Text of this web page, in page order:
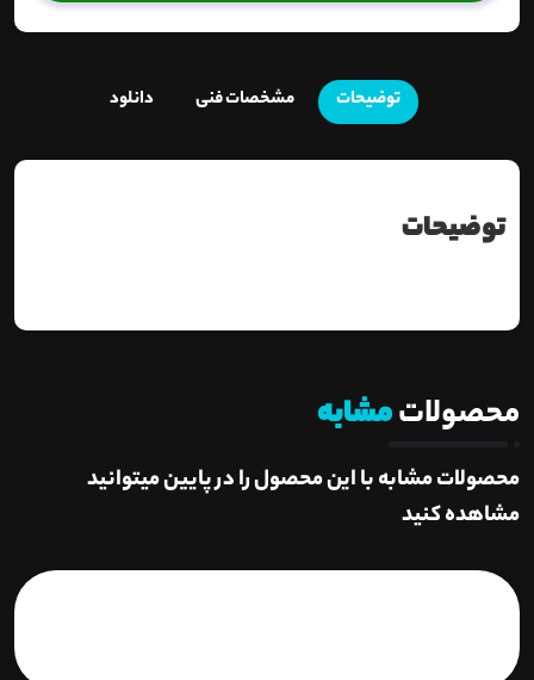
توضیحات مشخصات فنی دانلود
توضیحات
محصولاتمشابه
محصولات مشابه با این محصول را در پایین میتوانید
مشاهده کنید